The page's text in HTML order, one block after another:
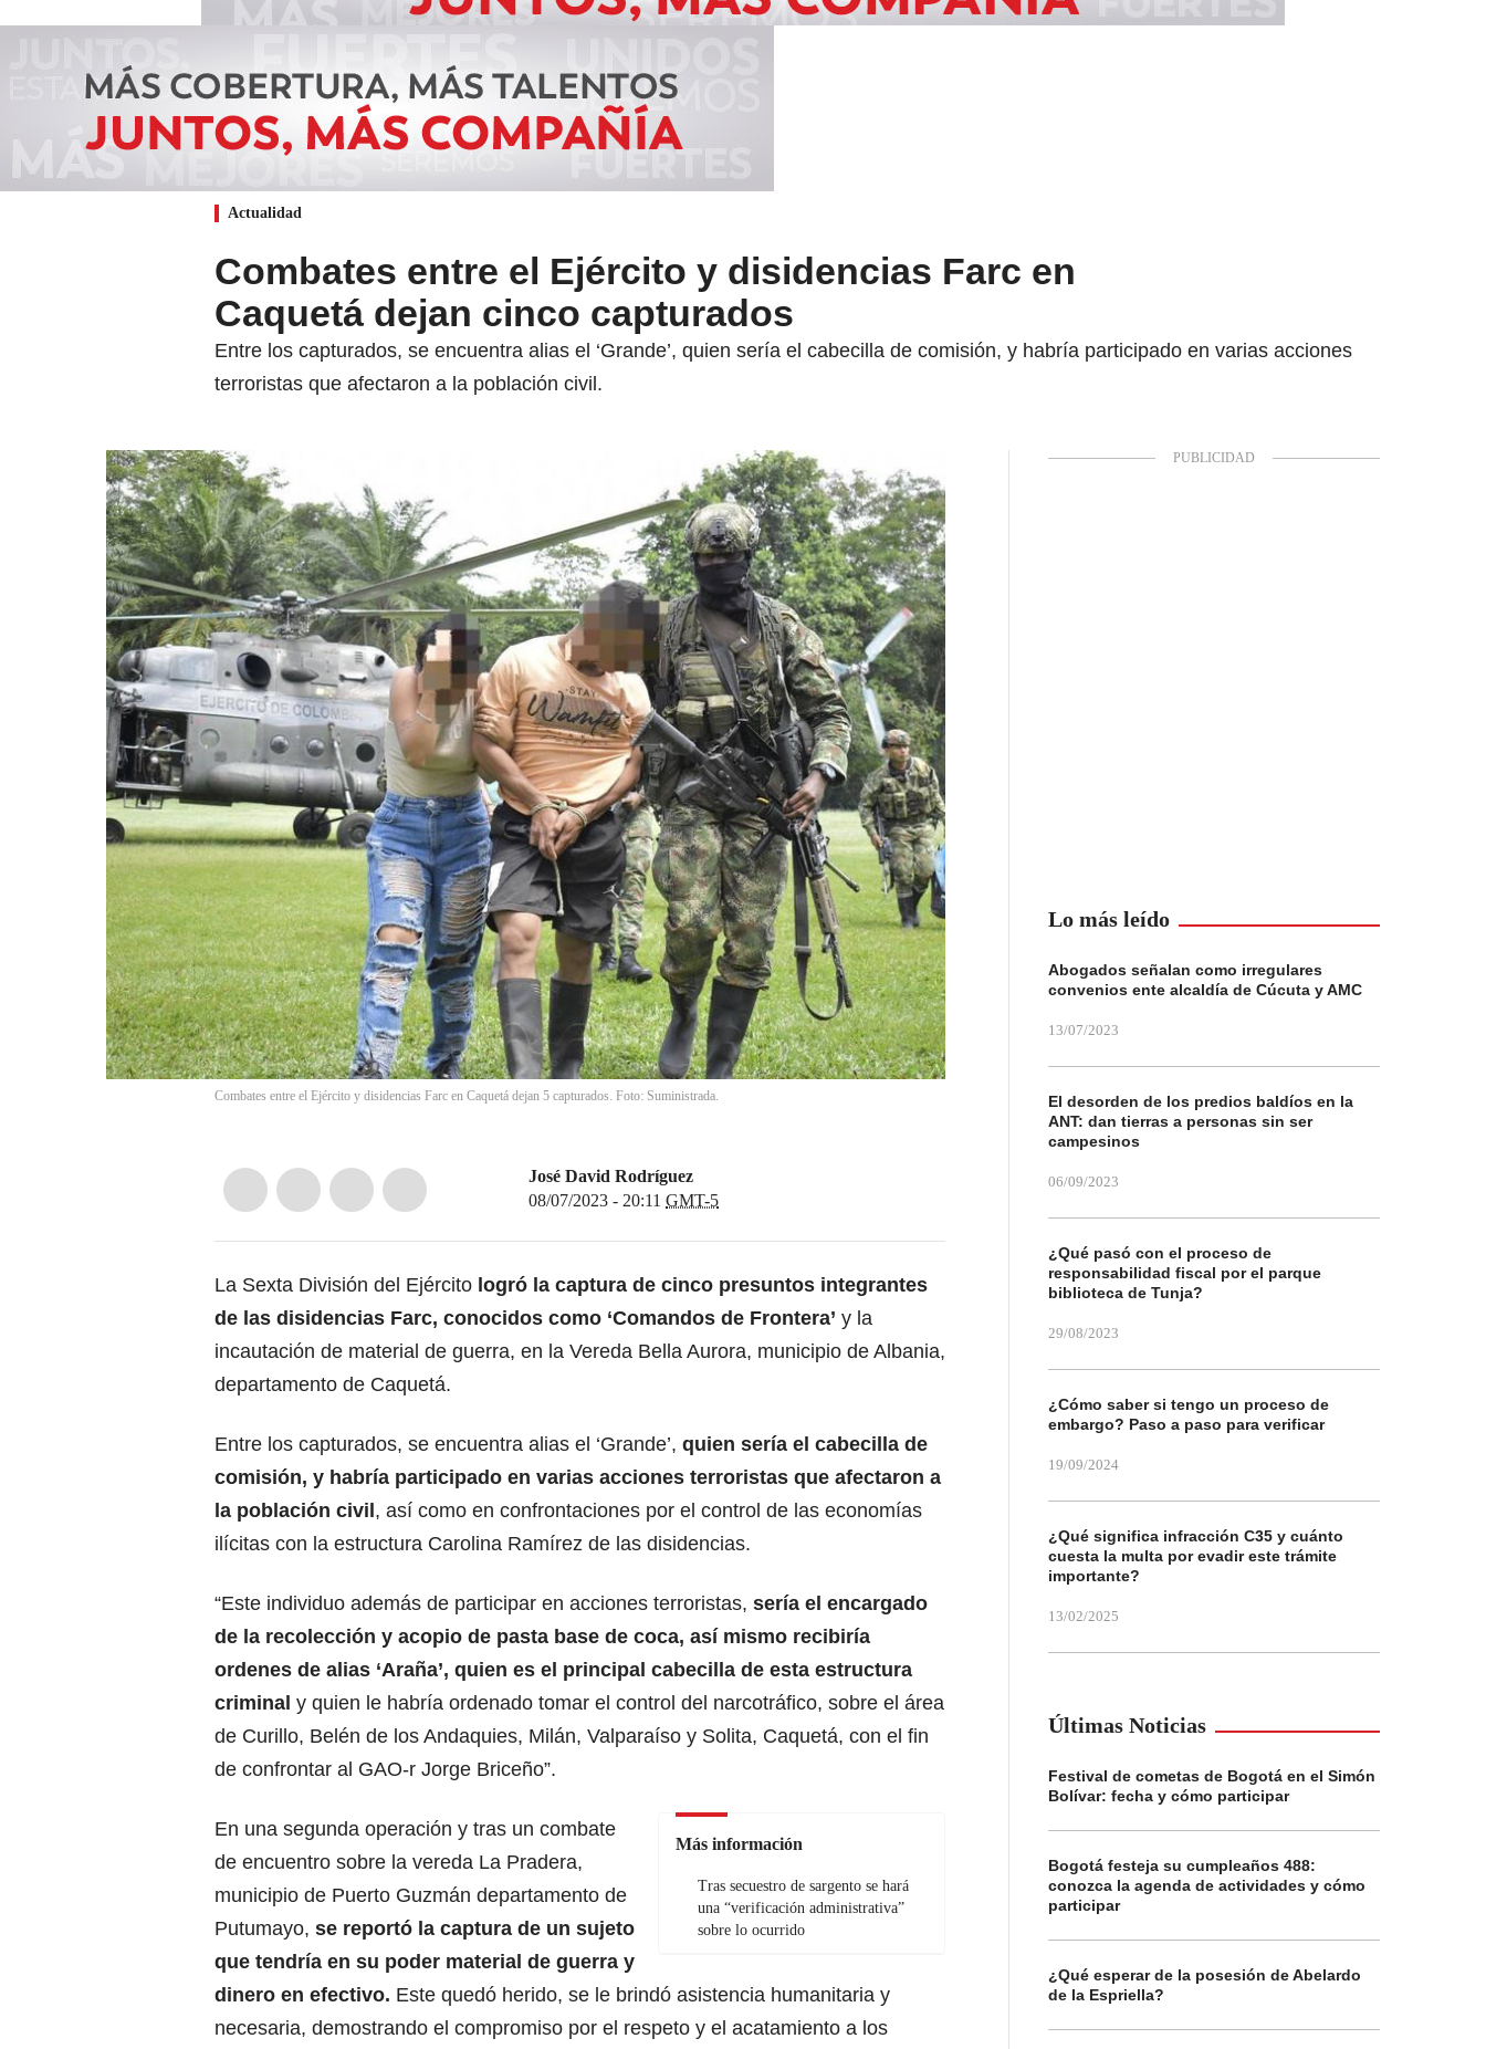
Actualidad
Combates entre el Ejército y disidencias Farc en
Caquetá dejan cinco capturados
Entre los capturados, se encuentra alias el ‘Grande’, quien sería el cabecilla de comisión, y habría participado en varias acciones
terroristas que afectaron a la población civil.
Combates entre el Ejército y disidencias Farc en Caquetá dejan 5 capturados. Foto: Suministrada.
José David Rodríguez
08/07/2023 - 20:11 GMT-5
La Sexta División del Ejército logró la captura de cinco presuntos integrantes
de las disidencias Farc, conocidos como ‘Comandos de Frontera’ y la
incautación de material de guerra, en la Vereda Bella Aurora, municipio de Albania,
departamento de Caquetá.
Entre los capturados, se encuentra alias el ‘Grande’, quien sería el cabecilla de
comisión, y habría participado en varias acciones terroristas que afectaron a
la población civil , así como en confrontaciones por el control de las economías
ilícitas con la estructura Carolina Ramírez de las disidencias.
“Este individuo además de participar en acciones terroristas, sería el encargado
de la recolección y acopio de pasta base de coca, así mismo recibiría
ordenes de alias ‘Araña’, quien es el principal cabecilla de esta estructura
criminal y quien le habría ordenado tomar el control del narcotráfico, sobre el área
de Curillo, Belén de los Andaquies, Milán, Valparaíso y Solita, Caquetá, con el fin
de confrontar al GAO-r Jorge Briceño”.
Más información
Tras secuestro de sargento se hará
una “verificación administrativa”
sobre lo ocurrido
En una segunda operación y tras un combate
de encuentro sobre la vereda La Pradera,
municipio de Puerto Guzmán departamento de
Putumayo, se reportó la captura de un sujeto
que tendría en su poder material de guerra y
dinero en efectivo. Este quedó herido, se le brindó asistencia humanitaria y
necesaria, demostrando el compromiso por el respeto y el acatamiento a los
Lo más leído
Abogados señalan como irregulares
convenios ente alcaldía de Cúcuta y AMC
13/07/2023
El desorden de los predios baldíos en la
ANT: dan tierras a personas sin ser
campesinos
06/09/2023
¿Qué pasó con el proceso de
responsabilidad fiscal por el parque
biblioteca de Tunja?
29/08/2023
¿Cómo saber si tengo un proceso de
embargo? Paso a paso para verificar
19/09/2024
¿Qué significa infracción C35 y cuánto
cuesta la multa por evadir este trámite
importante?
13/02/2025
Últimas Noticias
Festival de cometas de Bogotá en el Simón
Bolívar: fecha y cómo participar
Bogotá festeja su cumpleaños 488:
conozca la agenda de actividades y cómo
participar
¿Qué esperar de la posesión de Abelardo
de la Espriella?